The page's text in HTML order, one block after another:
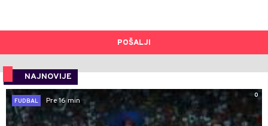
POŠALJI
NAJNOVIJE
0
FUDBAL
Pre 16 min